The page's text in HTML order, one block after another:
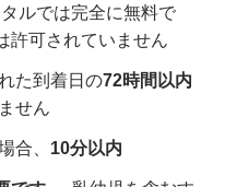
ルでは完全に無料で
許可されていません
た到着日の72時間以内
せん
合、 10分以内